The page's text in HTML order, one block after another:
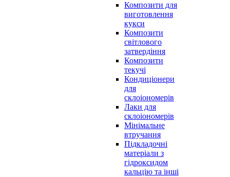
Композити для
виготовлення
кукси
Композити
світлового
затвердіння
Композити
текучі
Кондиціонери
для
склоіономерів
Лаки для
склоіономерів
Мінімальне
втручання
Підкладочні
матеріали з
гідроксидом
кальцію та інші